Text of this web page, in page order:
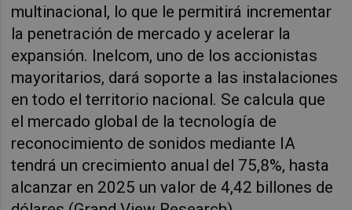
multinacional, lo que le permitirá incrementar
la penetración de mercado y acelerar la
expansión. Inelcom, uno de los accionistas
mayoritarios, dará soporte a las instalaciones
en todo el territorio nacional. Se calcula que
el mercado global de la tecnología de
reconocimiento de sonidos mediante IA
tendrá un crecimiento anual del 75,8%, hasta
alcanzar en 2025 un valor de 4,42 billones de